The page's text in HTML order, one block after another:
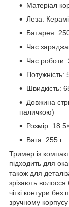
Матеріал
Леза:
Батарея:
Час
Час роботи:
Потужність:
Швидкість:
Довжина
паличкою)
Розмір:
Вага: 255 г
Тример із
підходить для
також для
зрізають
чіткі контури
зручному